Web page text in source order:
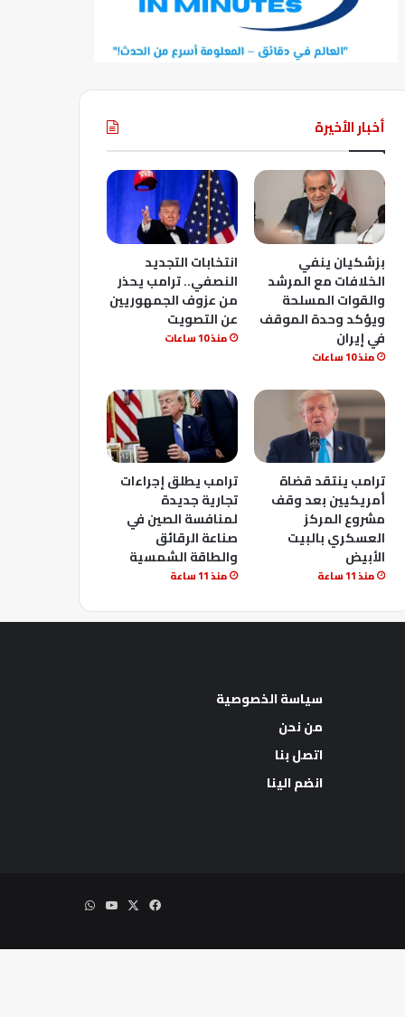
أخبار الأخيرة
بزشكيان ينفي
الخلافات مع المرشد
والقوات المسلحة
ويؤكد وحدة الموقف
في إيران
منذ 10 ساعات
انتخابات التجديد
النصفي.. ترامب يحذر
من عزوف الجمهوريين
عن التصويت
منذ 10 ساعات
ترامب ينتقد قضاة
أمريكيين بعد وقف
مشروع المركز
العسكري بالبيت
الأبيض
منذ 11 ساعة
ترامب يطلق إجراءات
تجارية جديدة
لمنافسة الصين في
صناعة الرقائق
والطاقة الشمسية
منذ 11 ساعة
سياسة الخصوصية
من نحن
اتصل بنا
انضم الينا
فيسبوك ‫YouTube